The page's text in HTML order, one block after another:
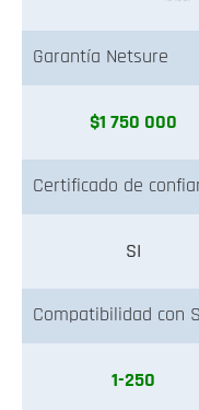
Garantía Netsure
$1 750 000
Certificado de
SI
Compatibilidad con
1-250